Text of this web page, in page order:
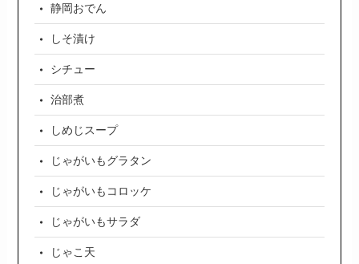
静岡おでん
しそ漬け
シチュー
治部煮
しめじスープ
じゃがいもグラタン
じゃがいもコロッケ
じゃがいもサラダ
じゃこ天